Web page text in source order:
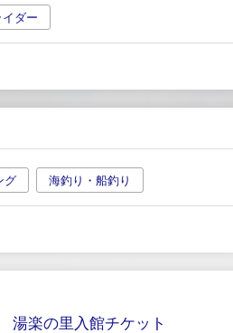
ダー
グ 海釣り・船釣り
湯楽の里入館チケット